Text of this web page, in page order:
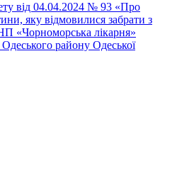
від 04.04.2024 № 93 «Про
яку відмовилися забрати з
«Чорноморська лікарня»
району Одеської